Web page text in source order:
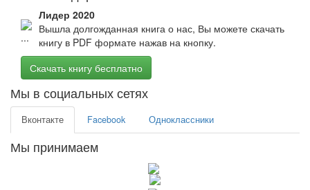
Лидер 2020
Вышла долгожданная книга о нас, Вы можете скачать
книгу в PDF формате нажав на кнопку.
Скачать книгу бесплатно
Мы в социальных сетях
Вконтакте Facebook Одноклассники
Мы принимаем